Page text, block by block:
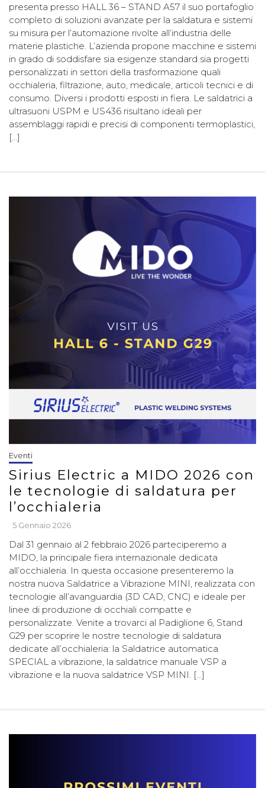
presenta presso HALL 36 – STAND A57 il suo portafoglio
completo di soluzioni avanzate per la saldatura e sistemi
su misura per l’automazione rivolte all’industria delle
materie plastiche. L’azienda propone macchine e sistemi
in grado di soddisfare sia esigenze standard sia progetti
personalizzati in settori della trasformazione quali
occhialeria, filtrazione, auto, medicale, articoli tecnici e di
consumo. Diversi i prodotti esposti in fiera. Le saldatrici a
ultrasuoni USPM e US436 risultano ideali per
assemblaggi rapidi e precisi di componenti termoplastici,
[…]
Eventi
Sirius Electric a MIDO 2026 con
le tecnologie di saldatura per
l’occhialeria
5 Gennaio 2026
Dal 31 gennaio al 2 febbraio 2026 parteciperemo a
MIDO, la principale fiera internazionale dedicata
all’occhialeria. In questa occasione presenteremo la
nostra nuova Saldatrice a Vibrazione MINI, realizzata con
tecnologie all’avanguardia (3D CAD, CNC) e ideale per
linee di produzione di occhiali compatte e
personalizzate. Venite a trovarci al Padiglione 6, Stand
G29 per scoprire le nostre tecnologie di saldatura
dedicate all’occhialeria: la Saldatrice automatica
SPECIAL a vibrazione, la saldatrice manuale VSP a
vibrazione e la nuova saldatrice VSP MINI. […]